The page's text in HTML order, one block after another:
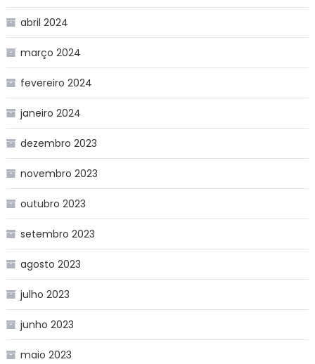
abril 2024
março 2024
fevereiro 2024
janeiro 2024
dezembro 2023
novembro 2023
outubro 2023
setembro 2023
agosto 2023
julho 2023
junho 2023
maio 2023